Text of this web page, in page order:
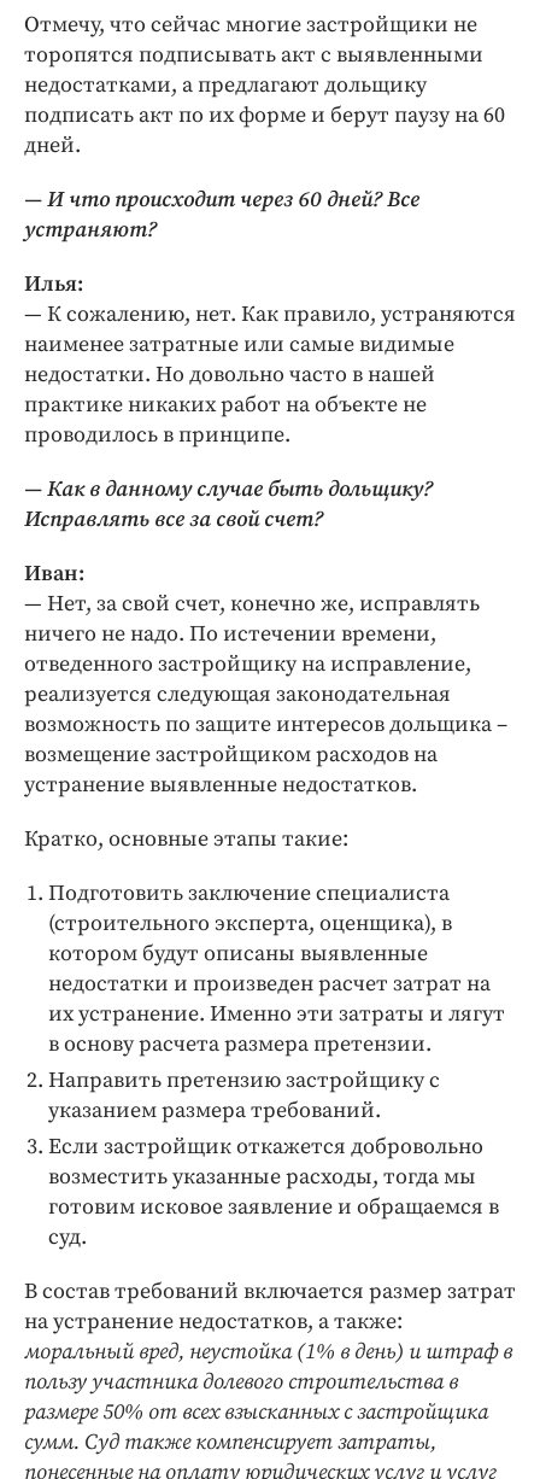
Отмечу, что сейчас многие застройщики не
торопятся подписывать акт с выявленными
недостатками, а предлагают дольщику
подписать акт по их форме и берут паузу на 60
дней.
— И что происходит через 60 дней? Все
устраняют?
Илья:
— К сожалению, нет. Как правило, устраняются
наименее затратные или самые видимые
недостатки. Но довольно часто в нашей
практике никаких работ на объекте не
проводилось в принципе.
— Как в данному случае быть дольщику?
Исправлять все за свой счет?
Иван:
— Нет, за свой счет, конечно же, исправлять
ничего не надо. По истечении времени,
отведенного застройщику на исправление,
реализуется следующая законодательная
возможность по защите интересов дольщика –
возмещение застройщиком расходов на
устранение выявленные недостатков.
Кратко, основные этапы такие:
Подготовить заключение специалиста
(строительного эксперта, оценщика), в
котором будут описаны выявленные
недостатки и произведен расчет затрат на
их устранение. Именно эти затраты и лягут
в основу расчета размера претензии.
Направить претензию застройщику с
указанием размера требований.
Если застройщик откажется добровольно
возместить указанные расходы, тогда мы
готовим исковое заявление и обращаемся в
суд.
В состав требований включается размер затрат
на устранение недостатков, а также:
моральный вред, неустойка (1% в день) и штраф в
пользу участника долевого строительства в
размере 50% от всех взысканных с застройщика
сумм. Суд также компенсирует затраты,
понесенные на оплату юридических услуг и услуг